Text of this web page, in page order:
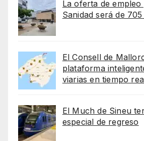
La oferta de
Sanidad será de
El Consell de
plataforma
viarias en tiempo
El Much de Sineu
especial de regreso